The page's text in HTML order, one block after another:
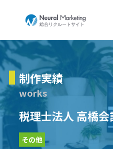
制作実績
works
税理士法人 高橋
その他